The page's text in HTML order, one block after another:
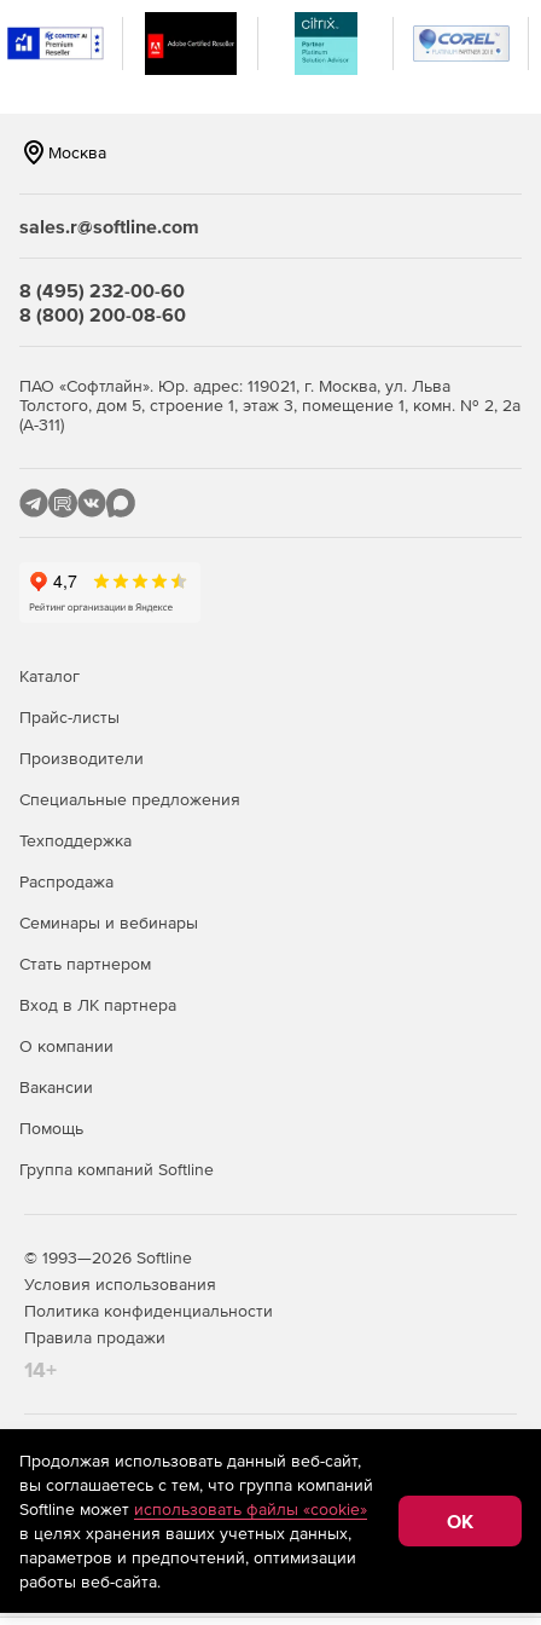
Москва
sales.r@softline.com
8 (495) 232-00-60
8 (800) 200-08-60
ПАО «Софтлайн». Юр. адрес: 119021, г. Москва, ул. Льва
Толстого, дом 5, строение 1, этаж 3, помещение 1, комн. № 2, 2а
(А-311)
Каталог
Прайс-листы
Производители
Специальные предложения
Техподдержка
Распродажа
Семинары и вебинары
Стать партнером
Вход в ЛК партнера
О компании
Вакансии
Помощь
Группа компаний Softline
© 1993—2026 Softline
Условия использования
Политика конфиденциальности
Правила продажи
14+
На информационном ресурсе store.softline.ru применяются
рекомендательные технологии
(информационные технологии
предоставления информации на основе сбора,
систематизации и анализа сведений, относящихся к
предпочтениям пользователей сети «Интернет»,
находящихся на территории Российской Федерации)
Продолжая использовать данный веб-сайт,
вы соглашаетесь с тем, что группа компаний
Softline может использовать файлы «cookie»
в целях хранения ваших учетных данных,
параметров и предпочтений, оптимизации
работы веб-сайта.
OK